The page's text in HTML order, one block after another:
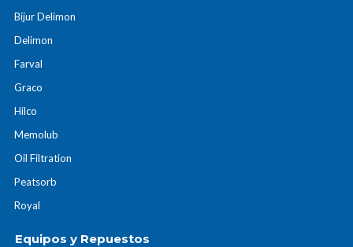
Bijur Delimon
Delimon
Farval
Graco
Hilco
Memolub
Oil Filtration
Peatsorb
Royal
Equipos y Repuestos